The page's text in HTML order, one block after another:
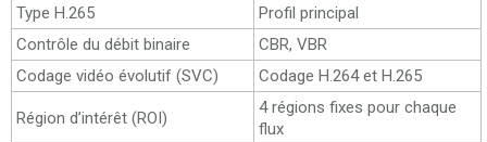
Type H.265
Profil principal
Contrôle du débit binaire
CBR, VBR
Codage vidéo évolutif (SVC)
Codage H.264 et H.265
Région d’intérêt (ROI)
4 régions fixes pour chaque
flux